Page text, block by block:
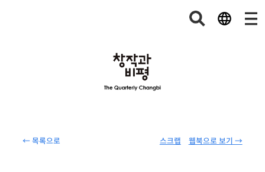
← 목록으로 웹북으로 보기 →
스크랩